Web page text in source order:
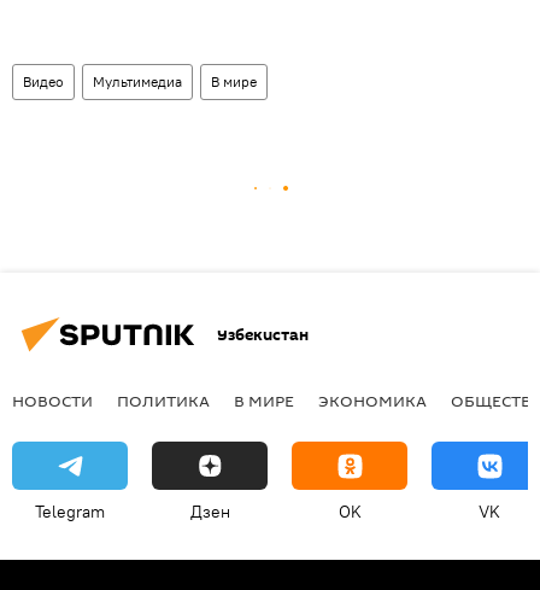
Видео Мультимедиа В мире
Узбекистан
НОВОСТИ ПОЛИТИКА В МИРЕ ЭКОНОМИКА
Telegram Дзен OK VK